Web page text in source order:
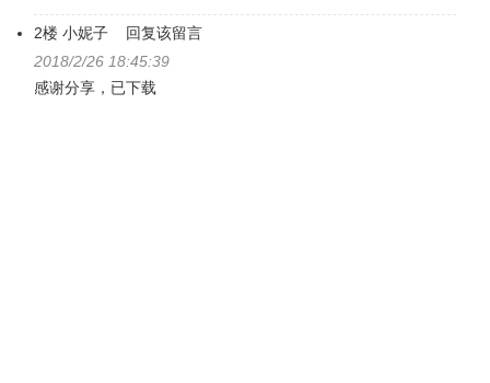
2楼小妮子
回复该留言
2018/2/26 18:45:39
感谢分享，已下载